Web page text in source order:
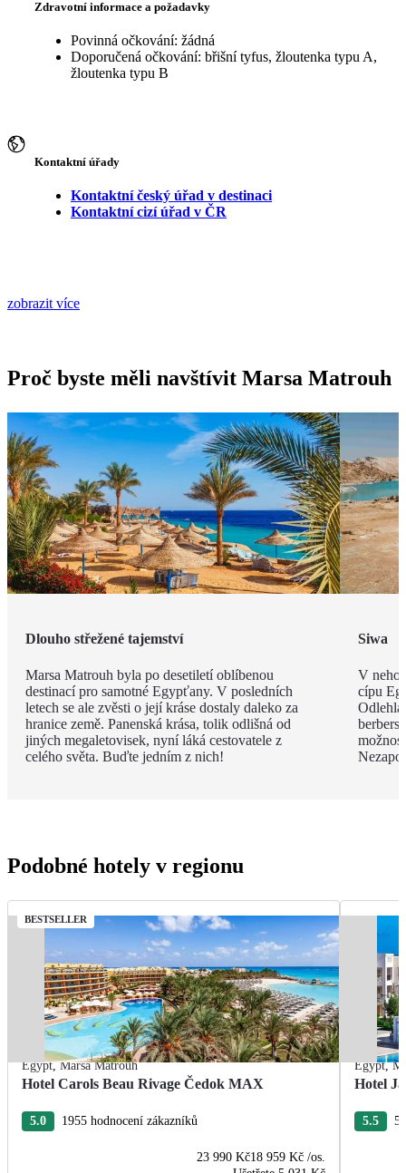
Zdravotní informace a požadavky
Povinná očkování: žádná
Doporučená očkování: břišní tyfus, žloutenka typu A,
žloutenka typu B
Kontaktní úřady
Kontaktní český úřad v destinaci
Kontaktní cizí úřad v ČR
zobrazit více
Proč byste měli navštívit Marsa Matrouh
Dlouho střežené tajemství
Marsa Matrouh byla po desetiletí oblíbenou
destinací pro samotné Egypťany. V posledních
letech se ale zvěsti o její kráse dostaly daleko za
hranice země. Panenská krása, tolik odlišná od
jiných megaletovisek, nyní láká cestovatele z
celého světa. Buďte jedním z nich!
Siwa
V
cípu
Odlehlá
Podobné hotely v regionu
BESTSELLER
Egypt,Marsa Matrouh
Hotel Carols Beau Rivage Čedok MAX
5.0 1955 hodnocení zákazníků
23 990 Kč18 959 Kč /os.
Egypt,
Hotel
5.5